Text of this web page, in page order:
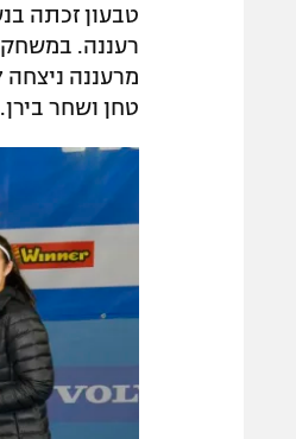
טחן ושחר בירן.